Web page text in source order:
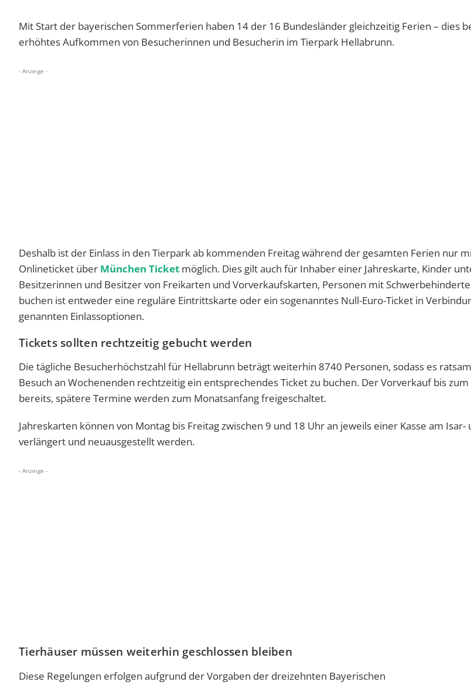
Mit Start der bayerischen Sommerferien haben 14 der 16 Bundesländer gleichzeitig Ferien – dies
erhöhtes Aufkommen von Besucherinnen und Besucherin im Tierpark Hellabrunn.
- Anzeige -
Deshalb ist der Einlass in den Tierpark ab kommenden Freitag während der gesamten Ferien nur
Onlineticket über München Ticket möglich. Dies gilt auch für Inhaber einer Jahreskarte, Kinder
Besitzerinnen und Besitzer von Freikarten und Vorverkaufskarten, Personen mit
buchen ist entweder eine reguläre Eintrittskarte oder ein sogenanntes Null-Euro-Ticket in
genannten Einlassoptionen.
Tickets sollten rechtzeitig gebucht werden
Die tägliche Besucherhöchstzahl für Hellabrunn beträgt weiterhin 8740 Personen, sodass es
Besuch an Wochenenden rechtzeitig ein entsprechendes Ticket zu buchen. Der Vorverkauf bis
bereits, spätere Termine werden zum Monatsanfang freigeschaltet.
Jahreskarten können von Montag bis Freitag zwischen 9 und 18 Uhr an jeweils einer Kasse am Isar-
verlängert und neuausgestellt werden.
- Anzeige -
Tierhäuser müssen weiterhin geschlossen bleiben
Diese Regelungen erfolgen aufgrund der Vorgaben der dreizehnten Bayerischen